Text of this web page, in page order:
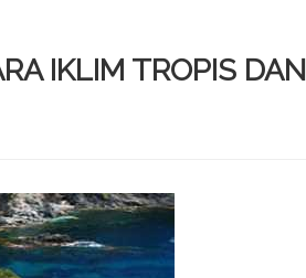
IKLIM TROPIS DAN